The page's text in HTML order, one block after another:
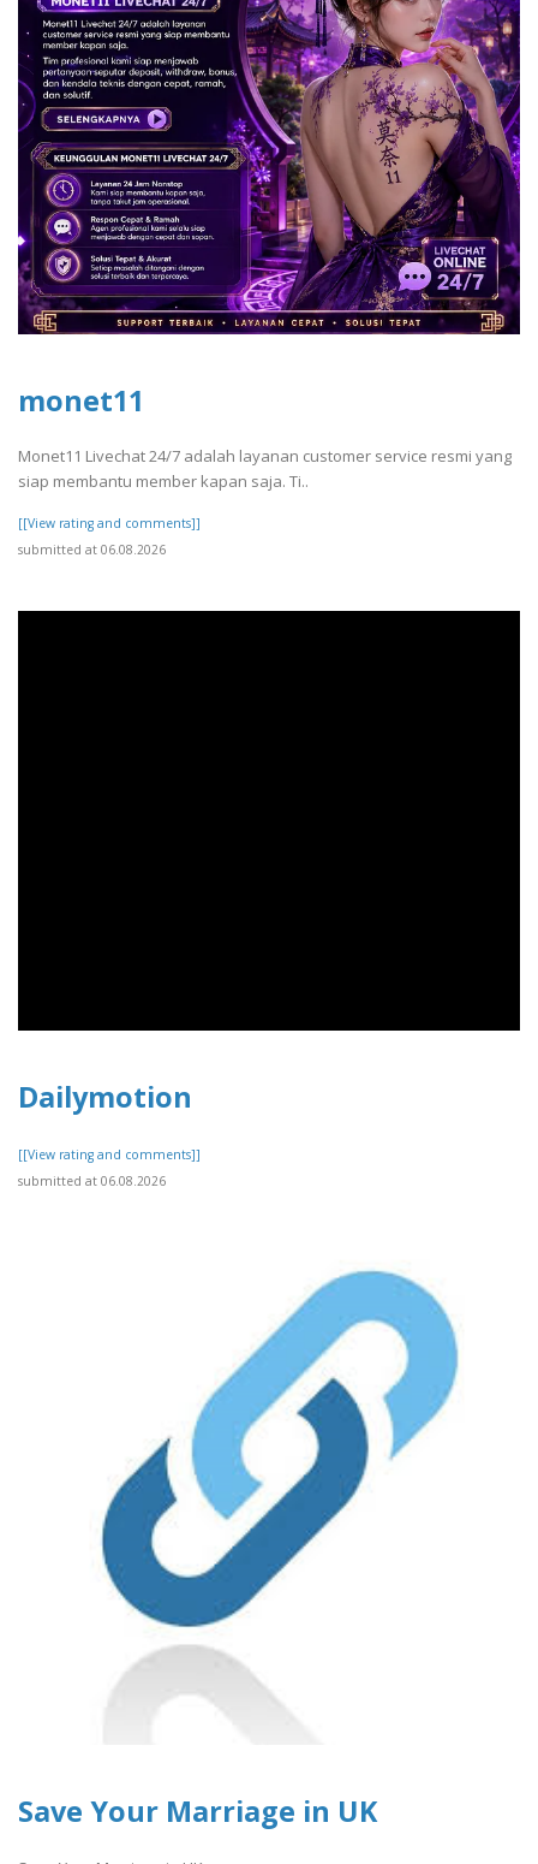
monet11
Monet11 Livechat 24/7 adalah layanan customer service resmi yang
siap membantu member kapan saja. Ti..
[[View rating and comments]]
submitted at 06.08.2026
Dailymotion
[[View rating and comments]]
submitted at 06.08.2026
Save Your Marriage in UK